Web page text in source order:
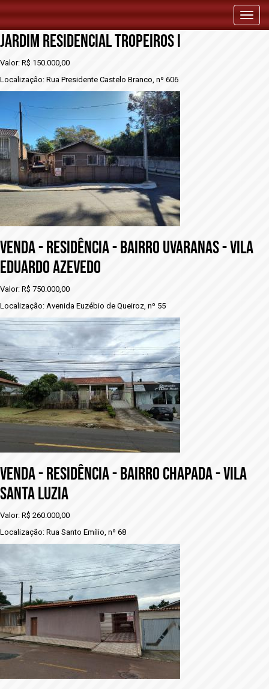
vENDA - RESIDÊNCIA - BAIRRO UVARANAS -
JARDIM RESIDENCIAL TROPEIROS I
Valor: R$ 150.000,00
Localização: Rua Presidente Castelo Branco, nº 606
vENDA - RESIDÊNCIA - BAIRRO UVARANAS - VILA
EDUARDO AZEVEDO
Valor: R$ 750.000,00
Localização: Avenida Euzébio de Queiroz, nº 55
vENDA - RESIDÊNCIA - BAIRRO CHAPADA - VILA
SANTA LUZIA
Valor: R$ 260.000,00
Localização: Rua Santo Emílio, nº 68